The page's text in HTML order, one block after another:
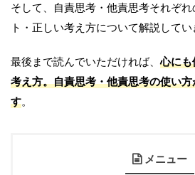
そして、自責思考・他責思考それぞ
ト・正しい考え方について解説してい
最後まで読んでいただければ、心にも
考え方。自責思考・他責思考の使い
す。
メニュー